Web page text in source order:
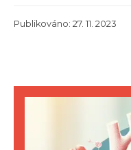
Publikováno: 27. 11. 2023